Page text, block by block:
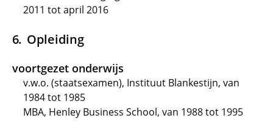
2011 tot april 2016
Opleiding
voortgezet onderwijs
v.w.o. (staatsexamen), Instituut Blankestijn, van
1984 tot 1985
MBA, Henley Business School, van 1988 tot 1995